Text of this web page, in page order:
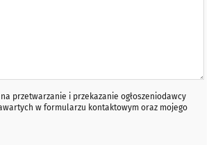
przetwarzanie i przekazanie ogłoszeniodawcy
w formularzu kontaktowym oraz mojego